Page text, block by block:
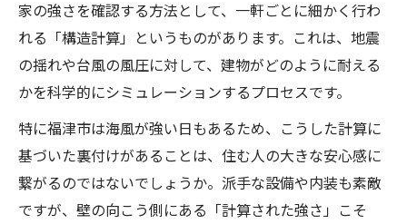
家の強さを確認する方法として、一軒ごとに細かく行わ
れる「構造計算」というものがあります。これは、地震
の揺れや台風の風圧に対して、建物がどのように耐える
かを科学的にシミュレーションするプロセスです。
特に福津市は海風が強い日もあるため、こうした計算に
基づいた裏付けがあることは、住む人の大きな安心感に
繋がるのではないでしょうか。派手な設備や内装も素敵
ですが、壁の向こう側にある「計算された強さ」こそ